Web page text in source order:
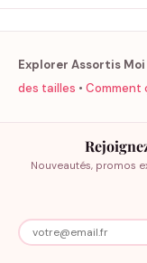
Explorer Assortis Moi
des tailles • Comment
Nouveautés, promos